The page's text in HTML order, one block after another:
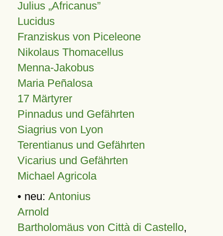
Julius Africanus
Lucidus
Franziskus von Piceleone
Nikolaus Thomacellus
Menna-Jakobus
Maria Peñalosa
17 Märtyrer
Pinnadus und Gefährten
Siagrius von Lyon
Terentianus und Gefährten
Vicarius und Gefährten
Michael Agricola
• neu: Antonius
Arnold
Bartholomäus von Città di Castello,